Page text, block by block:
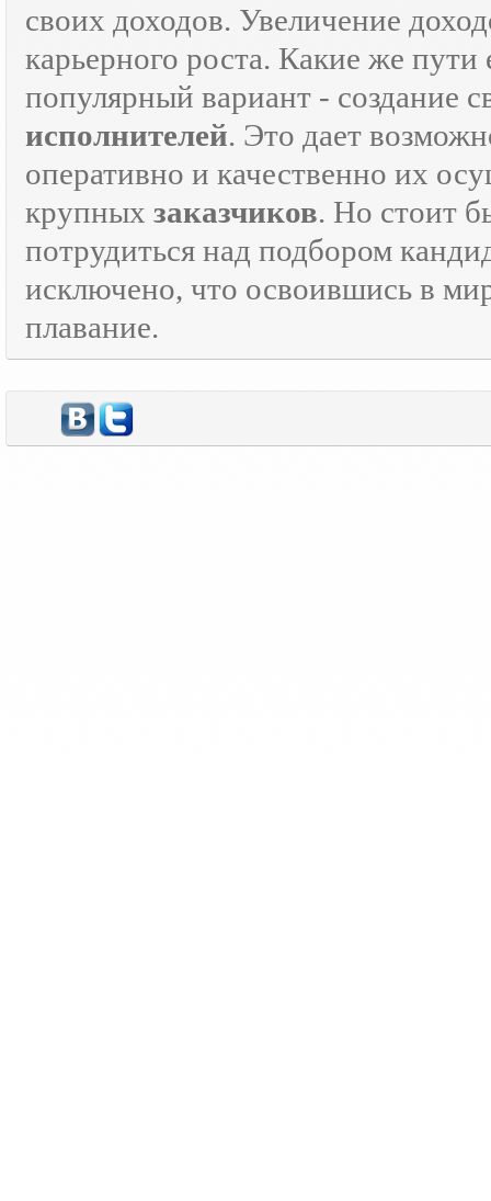
своих доходов. Увеличение
карьерного роста. Какие же пути
популярный вариант - создание
исполнителей. Это дает
оперативно и качественно их
крупных заказчиков. Но стоит
потрудиться над подбором
исключено, что освоившись в
плавание.